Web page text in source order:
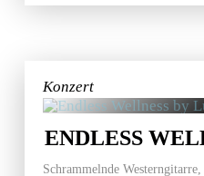
Konzert
ENDLESS
Schrammelnde